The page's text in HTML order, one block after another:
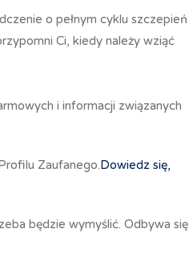
o pełnym cyklu szczepień
Ci, kiedy należy wziąć
i informacji związanych
Zaufanego.Dowiedz się,
będzie wymyślić. Odbywa się